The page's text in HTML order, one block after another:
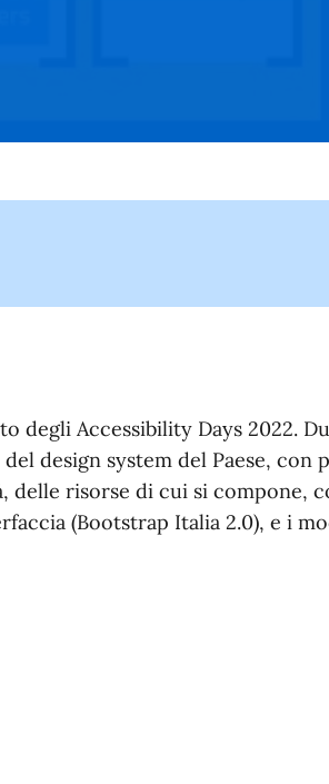
degli Accessibility Days 2022.
design system del Paese, con
delle risorse di cui si compone,
(Bootstrap Italia 2.0), e i